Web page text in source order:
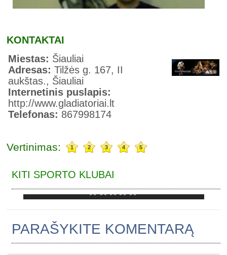
KONTAKTAI
Miestas: Šiauliai
Adresas:Tilžės g. 167, II
aukštas., Šiauliai
Internetinis puslapis:
http://www.gladiatoriai.lt
Telefonas: 867998174
Vertinimas: 1 2 3 4 5
KITI SPORTO KLUBAI
PARAŠYKITE KOMENTARĄ